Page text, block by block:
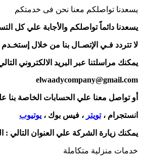
يسعدنا تواصلكم معنا نحن فى خدمتكم
يسعدنا دائماً تواصلكم والأجابة علي كل
لا تتردد فـي الإتصـال بنا من خلال
يمكنك مراسلتنا عبر البريد الالكتروني
elwaadycompany@gmail.com
أو تواصل معنا علي الحسابات الخاصة بنا
انستجرام ،تويتر ، فيس بوك ، يوتيوب
يمكنك زيارة الشركة علي العنوان التالي :
خدمات منزلية متكاملة